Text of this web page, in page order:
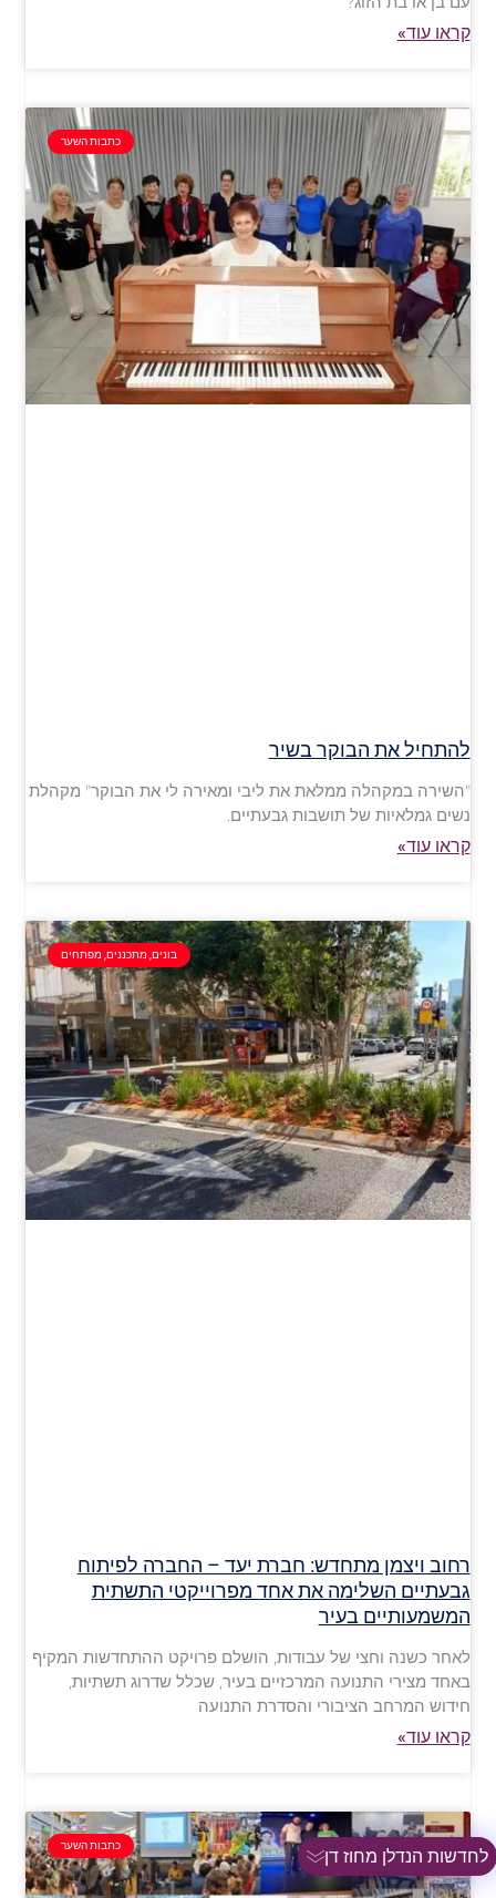
לחדשות הנדלן מחוז דן
קראו עוד»
כתבות השער
להתחיל את הבוקר בשיר
"השירה במקהלה ממלאת את ליבי ומאירה לי את הבוקר" מקהלת
נשים גמלאיות של תושבות גבעתיים.
קראו עוד»
בונים, מתכננים, מפתחים
רחוב ויצמן מתחדש: חברת יעד – החברה לפיתוח
גבעתיים השלימה את אחד מפרוייקטי התשתית
המשמעותיים בעיר
לאחר כשנה וחצי של עבודות, הושלם פרויקט ההתחדשות המקיף
באחד מצירי התנועה המרכזיים בעיר, שכלל שדרוג תשתיות,
חידוש המרחב הציבורי והסדרת התנועה
קראו עוד»
כתבות השער